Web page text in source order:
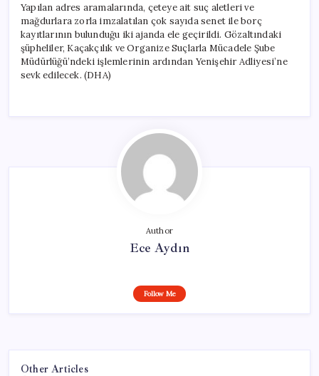
Yapılan adres aramalarında, çeteye ait suç aletleri ve
mağdurlara zorla imzalatılan çok sayıda senet ile borç
kayıtlarının bulunduğu iki ajanda ele geçirildi. Gözaltındaki
şüpheliler, Kaçakçılık ve Organize Suçlarla Mücadele Şube
Müdürlüğü’ndeki işlemlerinin ardından Yenişehir Adliyesi’ne
sevk edilecek. (DHA)
Author
Ece Aydın
Follow Me
Other Articles